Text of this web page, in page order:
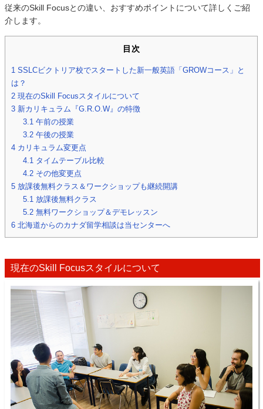
従来のSkill Focusとの違い、おすすめポイントについて詳しくご紹
介します。
目次
1 SSLCビクトリア校でスタートした新一般英語「GROWコース」と
は？
2 現在のSkill Focusスタイルについて
3 新カリキュラム『G.R.O.W』の特徴
3.1 午前の授業
3.2 午後の授業
4 カリキュラム変更点
4.1 タイムテーブル比較
4.2 その他変更点
5 放課後無料クラス＆ワークショップも継続開講
5.1 放課後無料クラス
5.2 無料ワークショップ＆デモレッスン
6 北海道からのカナダ留学相談は当センターへ
現在のSkill Focusスタイルについて